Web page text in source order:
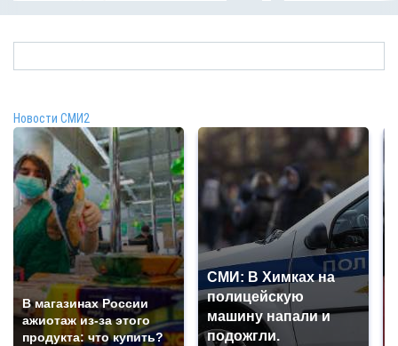
Новости СМИ2
В магазинах России
ажиотаж из-за этого
продукта: что купить?
СМИ: В Химках на
полицейскую
машину напали и
подожгли.